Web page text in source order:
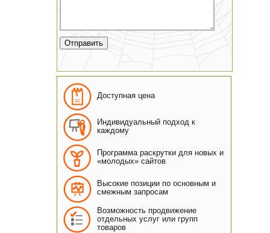
Доступная цена
Индивидуальный подход к
каждому
Программа раскрутки для новых и
«молодых» сайтов
Высокие позиции по основным и
смежным запросам
Возможность продвижение
отдельных услуг или групп
товаров